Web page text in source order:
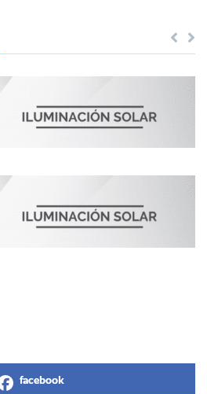
facebook